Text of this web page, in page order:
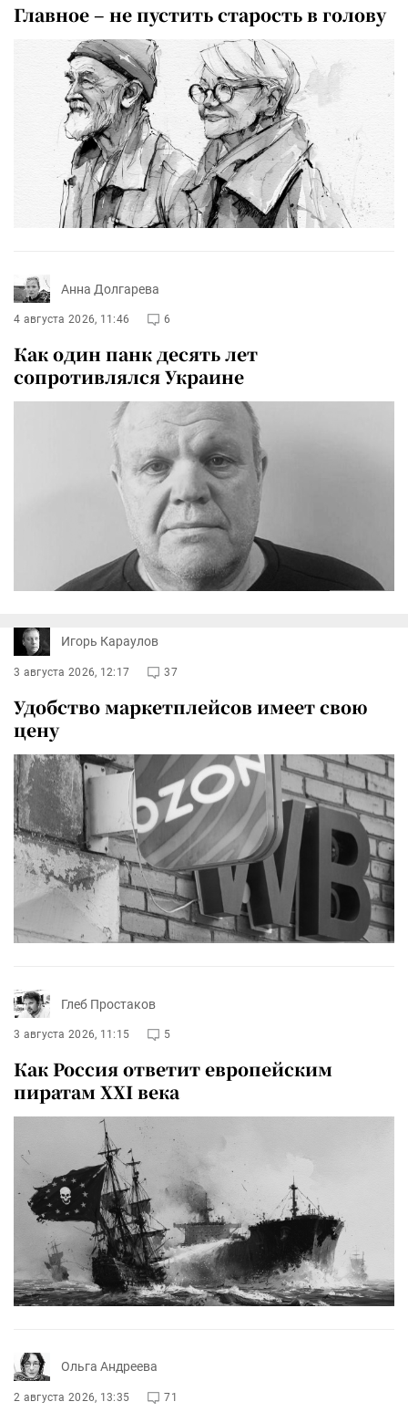
Главное – не пустить старость в голову
Анна Долгарева
4 августа 2026, 11:46 6
Как один панк десять лет
сопротивлялся Украине
Игорь Караулов
3 августа 2026, 12:17 37
Удобство маркетплейсов имеет свою
цену
Глеб Простаков
3 августа 2026, 11:15 5
Как Россия ответит европейским
пиратам XXI века
Ольга Андреева
2 августа 2026, 13:35 71